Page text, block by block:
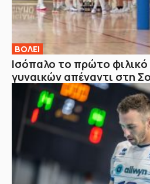
ΒOΛΕΙ
Ισόπαλο το πρώτο φιλικό
γυναικών απέναντι στη